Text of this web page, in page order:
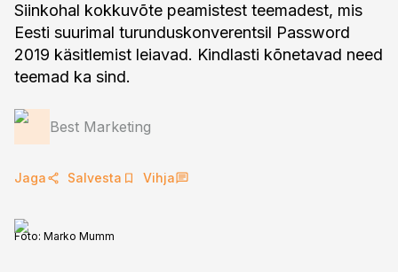
Siinkohal kokkuvõte peamistest teemadest, mis
Eesti suurimal turunduskonverentsil Password
2019 käsitlemist leiavad. Kindlasti kõnetavad need
teemad ka sind.
Best Marketing
Jaga Salvesta Vihja
Foto: Marko Mumm